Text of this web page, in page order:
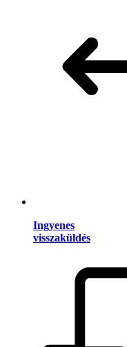
Ingyenes
visszaküldés